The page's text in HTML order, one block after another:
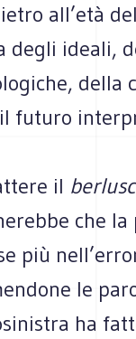
all’età
degli ideali,
della
futuro
il
che
più
le
ha